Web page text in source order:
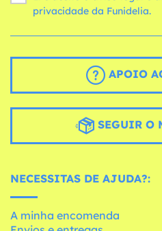
privacidade da Funidelia.
APOIO
SEGUIR O
NECESSITAS DE AJUDA?:
A minha encomenda